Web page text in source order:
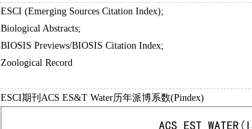
ESCI (Emerging Sources Citation Index);
Biological Abstracts;
BIOSIS Previews/BIOSIS Citation Index;
Zoological Record
ESCI期刊ACS ES&T Water历年派博系数(Pindex)